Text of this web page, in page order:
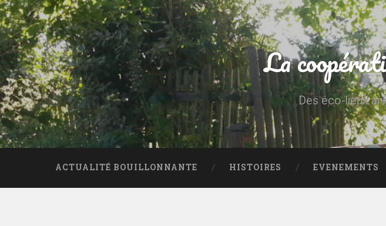
La
Des éco-lieux
ACTUALITÉ BOUILLONNANTE HISTOIRES EVENEMENTS